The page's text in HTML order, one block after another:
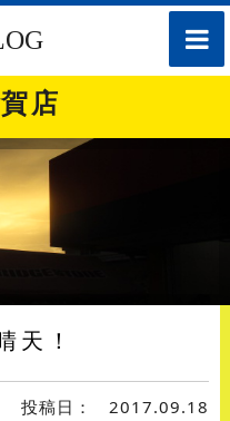
toggle
店
天！
投稿日： 2017.09.18